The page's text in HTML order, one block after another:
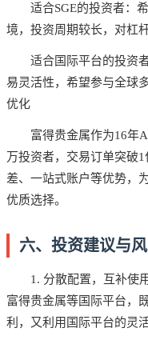
适合SGE的投资者：
境，投资周期较长，对杠
适合国际平台的投资
易灵活性，希望参与全球
优化
富得贵金属作为16年
万投资者，交易订单突破
差、一站式账户等优势，
优质选择。
六、投资建议与
1. 分散配置，互补使
富得贵金属等国际平台，
利，又利用国际平台的灵